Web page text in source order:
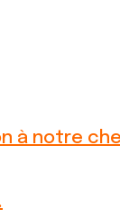
à notre